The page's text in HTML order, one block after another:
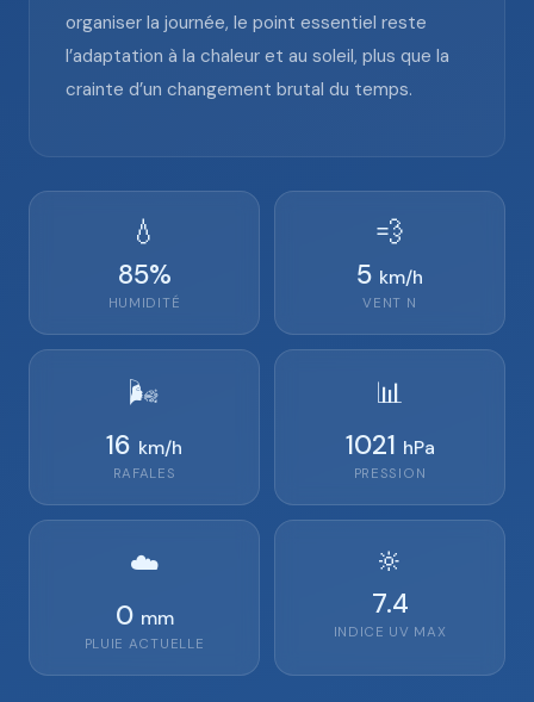
organiser la journée, le point essentiel reste
l’adaptation à la chaleur et au soleil, plus que la
crainte d’un changement brutal du temps.
💧
85%
HUMIDITÉ
💨
5 km/h
VENT N
🌬️
16 km/h
RAFALES
📊
1021 hPa
PRESSION
☁️
0 mm
PLUIE ACTUELLE
🔆
7.4
INDICE UV MAX